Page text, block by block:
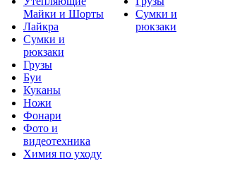
Майки и Шорты
Лайкра
Сумки и
рюкзаки
Грузы
Буи
Куканы
Ножи
Фонари
Фото и
видеотехника
Химия по уходу
Сумки и
рюкзаки